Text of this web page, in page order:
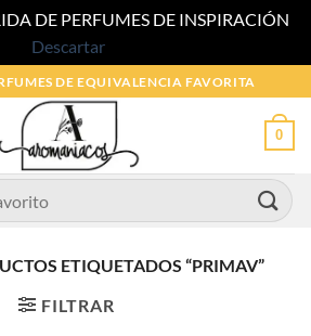
DE PERFUMES DE INSPIRACIÓN
Descartar
DE EQUIVALENCIA FAVORITA
0
ETIQUETADOS “PRIMAV”
FILTRAR